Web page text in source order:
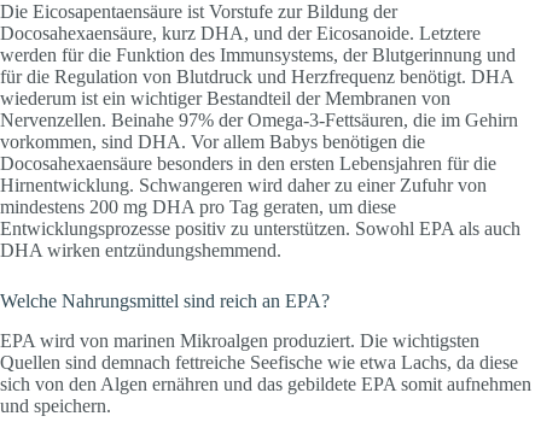
Die Eicosapentaensäure ist Vorstufe zur Bildung der
Docosahexaensäure, kurz DHA, und der Eicosanoide. Letztere
werden für die Funktion des Immunsystems, der Blutgerinnung und
für die Regulation von Blutdruck und Herzfrequenz benötigt. DHA
wiederum ist ein wichtiger Bestandteil der Membranen von
Nervenzellen. Beinahe 97% der Omega-3-Fettsäuren, die im Gehirn
vorkommen, sind DHA. Vor allem Babys benötigen die
Docosahexaensäure besonders in den ersten Lebensjahren für die
Hirnentwicklung. Schwangeren wird daher zu einer Zufuhr von
mindestens 200 mg DHA pro Tag geraten, um diese
Entwicklungsprozesse positiv zu unterstützen. Sowohl EPA als auch
DHA wirken entzündungshemmend.
Welche Nahrungsmittel sind reich an EPA?
EPA wird von marinen Mikroalgen produziert. Die wichtigsten
Quellen sind demnach fettreiche Seefische wie etwa Lachs, da diese
sich von den Algen ernähren und das gebildete EPA somit aufnehmen
und speichern.